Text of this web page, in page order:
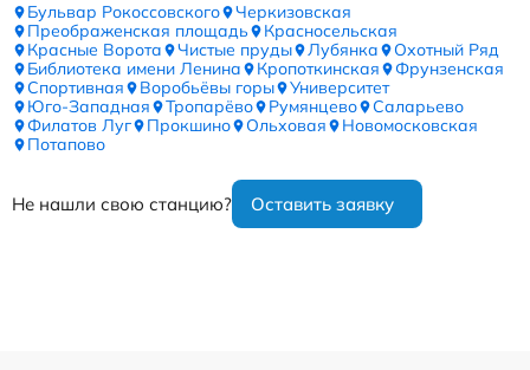
Бульвар Рокоссовского
Черкизовская
Преображенская площадь
Красносельская
Красные Ворота
Чистые пруды Лубянка
Охотный Ряд
Библиотека имени Ленина
Кропоткинская
Фрунзенская
Спортивная
Воробьёвы горы
Университет
Юго-Западная
Тропарёво Румянцево
Саларьево
Филатов Луг
Прокшино Ольховая
Новомосковская
Потапово
Не нашли свою станцию? Оставить заявку